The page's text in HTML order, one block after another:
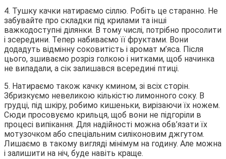
4. Тушку качки натираємо сіллю. Робіть це старанно. Не
забувайте про складки під крилами та інші
важкодоступні ділянки. В тому числі, потрібно просолити
і зсередини. Тепер набиваємо її фруктами. Вони
додадуть відмінну соковитість і аромат м’яса. Після
цього, зшиваємо розріз голкою і нитками, щоб начинка
не випадали, а сік залишався всередині птиці.
5. Натираємо також качку кмином, зі всіх сторін.
Збризкуємо невеликою кількістю лимонного соку. В
грудці, під шкіру, робимо кишеньки, вирізаючи їх ножем.
Сюди просовуємо крильця, щоб вони не підгоріли в
процесі випікання. Для надійності можна обв’язати їх
мотузочком або спеціальним силіконовим джгутом.
Лишаємо в такому вигляді мінімум на годину. Але можна
і залишити на ніч, буде навіть краще.